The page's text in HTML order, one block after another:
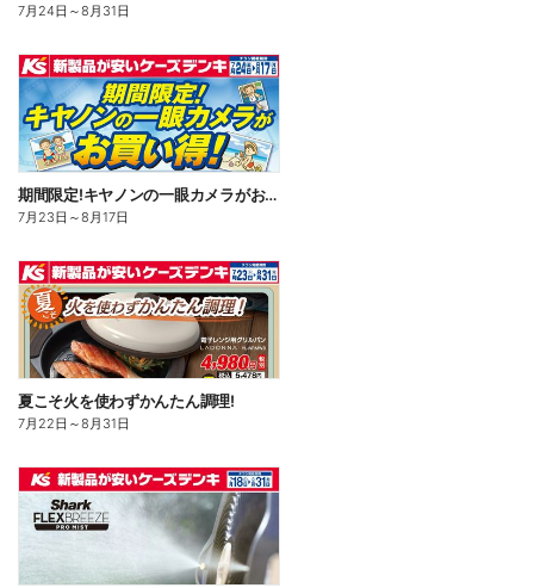
7月24日 ～8月31日
期間限定!キヤノンの一眼カメラがお買い得!
7月23日 ～8月17日
夏こそ火を使わずかんたん調理!
7月22日 ～8月31日